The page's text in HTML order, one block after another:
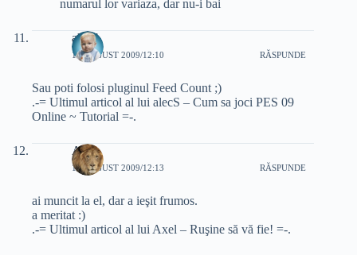
numarul lor variaza, dar nu-i bai
alecS
11 AUGUST 2009/12:10 RĂSPUNDE
Sau poti folosi pluginul Feed Count ;)
.-= Ultimul articol al lui alecS – Cum sa joci PES 09
Online ~ Tutorial =-.
Axel
11 AUGUST 2009/12:13 RĂSPUNDE
ai muncit la el, dar a ieşit frumos.
a meritat :)
.-= Ultimul articol al lui Axel – Ruşine să vă fie! =-.